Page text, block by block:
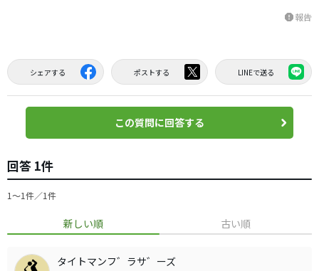
report報告
シェアする ポストする LINEで送る
この質問に回答する
回答 1件
1〜1件／1件
新しい順 古い順
タイトマンフ゛ラサ゛ーズ